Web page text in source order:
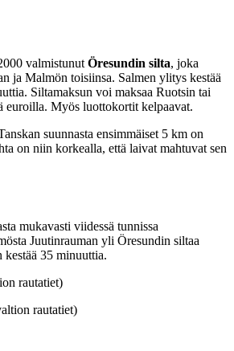
valmistunut Öresundin silta, joka
ja Malmön toisiinsa. Salmen ylitys kestää
Siltamaksun voi maksaa Ruotsin tai
euroilla. Myös luottokortit kelpaavat.
suunnasta ensimmäiset 5 km on
on niin korkealla, että laivat mahtuvat sen
mukavasti viidessä tunnissa
Juutinrauman yli Öresundin siltaa
35 minuuttia.
rautatiet)
rautatiet)